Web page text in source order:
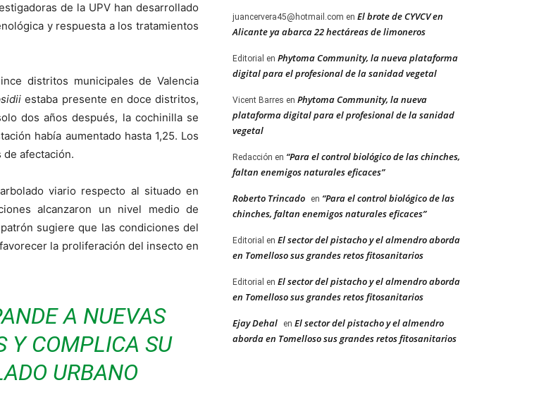
de la UPV han desarrollado
y respuesta a los tratamientos
distritos municipales de Valencia
estaba presente en doce distritos,
dos años después, la cochinilla se
había aumentado hasta 1,25. Los
afectación.
viario respecto al situado en
alcanzaron un nivel medio de
sugiere que las condiciones del
la proliferación del insecto en
A NUEVAS
Y COMPLICA SU
URBANO
juancervera45@hotmail.com en El brote de CYVCV en
Alicante ya abarca 22 hectáreas de limoneros
Editorial en Phytoma Community, la nueva plataforma
digital para el profesional de la sanidad vegetal
Vicent Barres en Phytoma Community, la nueva
plataforma digital para el profesional de la sanidad
vegetal
Redacción en “Para el control biológico de las chinches,
faltan enemigos naturales eficaces”
Roberto Trincado en “Para el control biológico de las
chinches, faltan enemigos naturales eficaces”
Editorial en El sector del pistacho y el almendro aborda
en Tomelloso sus grandes retos fitosanitarios
Editorial en El sector del pistacho y el almendro aborda
en Tomelloso sus grandes retos fitosanitarios
Ejay Dehal en El sector del pistacho y el almendro
aborda en Tomelloso sus grandes retos fitosanitarios